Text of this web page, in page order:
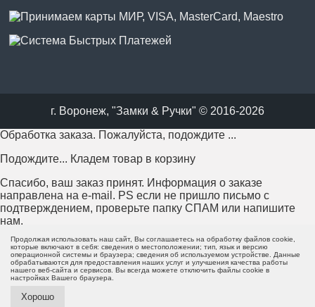
г. Воронеж, "Замки & Ручки" © 2016-2026
Продолжая использовать наш сайт, Вы соглашаетесь на обработку файлов cookie,
которые включают в себя: сведения о местоположении; тип, язык и версию
операционной системы и браузера; сведения об используемом устройстве. Данные
обрабатываются для предоставления наших услуг и улучшения качества работы
нашего веб-сайта и сервисов. Вы всегда можете отключить файлы cookie в
настройках Вашего браузера.
Хорошо
Обработка заказа. Пожалуйста, подождите ...
Подождите... Кладем товар в корзину
Спасибо, ваш заказ принят. Информация о заказе
направлена на e-mail. PS если не пришло письмо с
подтверждением, проверьте папку СПАМ или напишите
нам.
Возникла проблема с отправкой заказа. Пожалуйста,
попробуйте еще раз или напишите нам.
Пожалуйста, заполните все поля формы перед отправкой.